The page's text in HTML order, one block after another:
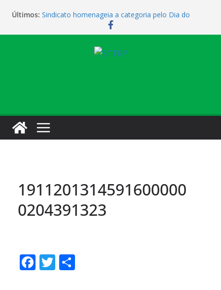
Últimos: Sindicato homenageia a categoria pelo Dia do
Sindicato realiza assembleia para orientar
cobradores sobre novas possibilidades de
qualificação e recolocação profissional
1911201314591600000
0204391323
F T